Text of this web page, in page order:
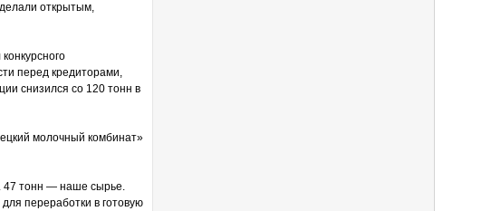
открытым,
перед кредиторами,
снизился со 120 тонн в
молочный комбинат»
47 тонн — наше сырье.
переработки в готовую